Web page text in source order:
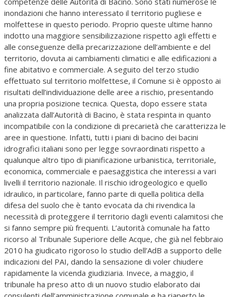
inondazioni che hanno interessato il territorio pugliese e
molfettese in questo periodo. Proprio queste ultime hanno
indotto una maggiore sensibilizzazione rispetto agli effetti e
alle conseguenze della precarizzazione dell’ambiente e del
territorio, dovuta ai cambiamenti climatici e alle edificazioni a
fine abitativo e commerciale. A seguito del terzo studio
effettuato sul territorio molfettese, il Comune si è opposto ai
risultati dell’individuazione delle aree a rischio, presentando
una propria posizione tecnica. Questa, dopo essere stata
analizzata dall’Autorità di Bacino, è stata respinta in quanto
incompatibile con la condizione di precarietà che caratterizza le
aree in questione. Infatti, tutti i piani di bacino dei bacini
idrografici italiani sono per legge sovraordinati rispetto a
qualunque altro tipo di pianificazione urbanistica, territoriale,
economica, commerciale e paesaggistica che interessi a vari
livelli il territorio nazionale. Il rischio idrogeologico e quello
idraulico, in particolare, fanno parte di quella politica della
difesa del suolo che è tanto evocata da chi rivendica la
necessità di proteggere il territorio dagli eventi calamitosi che
si fanno sempre più frequenti. L’autorità comunale ha fatto
ricorso al Tribunale Superiore delle Acque, che già nel febbraio
2010 ha giudicato rigoroso lo studio dell’AdB a supporto delle
indicazioni del PAI, dando la sensazione di voler chiudere
rapidamente la vicenda giudiziaria. Invece, a maggio, il
tribunale ha preso atto di un nuovo studio elaborato dai